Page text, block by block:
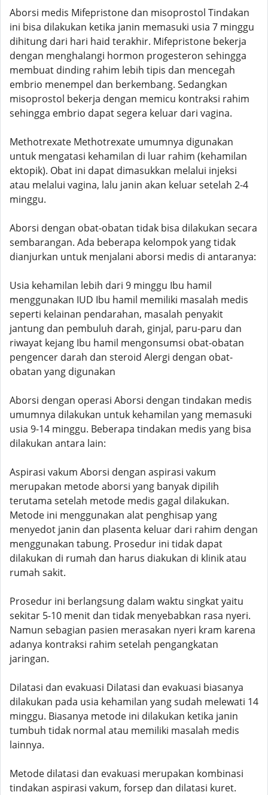
Aborsi medis Mifepristone dan misoprostol Tindakan
ini bisa dilakukan ketika janin memasuki usia 7 minggu
dihitung dari hari haid terakhir. Mifepristone bekerja
dengan menghalangi hormon progesteron sehingga
membuat dinding rahim lebih tipis dan mencegah
embrio menempel dan berkembang. Sedangkan
misoprostol bekerja dengan memicu kontraksi rahim
sehingga embrio dapat segera keluar dari vagina.
Methotrexate Methotrexate umumnya digunakan
untuk mengatasi kehamilan di luar rahim (kehamilan
ektopik). Obat ini dapat dimasukkan melalui injeksi
atau melalui vagina, lalu janin akan keluar setelah 2-4
minggu.
Aborsi dengan obat-obatan tidak bisa dilakukan secara
sembarangan. Ada beberapa kelompok yang tidak
dianjurkan untuk menjalani aborsi medis di antaranya:
Usia kehamilan lebih dari 9 minggu Ibu hamil
menggunakan IUD Ibu hamil memiliki masalah medis
seperti kelainan pendarahan, masalah penyakit
jantung dan pembuluh darah, ginjal, paru-paru dan
riwayat kejang Ibu hamil mengonsumsi obat-obatan
pengencer darah dan steroid Alergi dengan obat-
obatan yang digunakan
Aborsi dengan operasi Aborsi dengan tindakan medis
umumnya dilakukan untuk kehamilan yang memasuki
usia 9-14 minggu. Beberapa tindakan medis yang bisa
dilakukan antara lain:
Aspirasi vakum Aborsi dengan aspirasi vakum
merupakan metode aborsi yang banyak dipilih
terutama setelah metode medis gagal dilakukan.
Metode ini menggunakan alat penghisap yang
menyedot janin dan plasenta keluar dari rahim dengan
menggunakan tabung. Prosedur ini tidak dapat
dilakukan di rumah dan harus diakukan di klinik atau
rumah sakit.
Prosedur ini berlangsung dalam waktu singkat yaitu
sekitar 5-10 menit dan tidak menyebabkan rasa nyeri.
Namun sebagian pasien merasakan nyeri kram karena
adanya kontraksi rahim setelah pengangkatan
jaringan.
Dilatasi dan evakuasi Dilatasi dan evakuasi biasanya
dilakukan pada usia kehamilan yang sudah melewati 14
minggu. Biasanya metode ini dilakukan ketika janin
tumbuh tidak normal atau memiliki masalah medis
lainnya.
Metode dilatasi dan evakuasi merupakan kombinasi
tindakan aspirasi vakum, forsep dan dilatasi kuret.